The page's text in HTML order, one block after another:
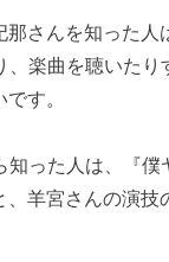
那さんを知った人
、楽曲を聴いた
す。
知った人は、『僕
、羊宮さんの演技